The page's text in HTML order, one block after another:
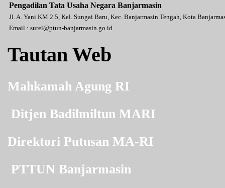
Pengadilan Tata Usaha Negara Banjarmasin
Jl. A. Yani KM 2.5, Kel. Sungai Baru, Kec. Banjarmasin Tengah, Kota
Email : surel@ptun-banjarmasin.go.id
Tautan Web
Mahkamah Agung RI
Ditjen Badilmiltun MARI
Direktori Putusan MA-RI
PTTUN Banjarmasin